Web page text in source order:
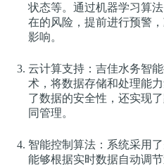
状态等。通过机器学习算
在的风险，提前进行预警
影响。
云计算支持：吉佳水务智
术，将数据存储和处理能
了数据的安全性，还实现
同管理。
智能控制算法：系统采用
能够根据实时数据自动调